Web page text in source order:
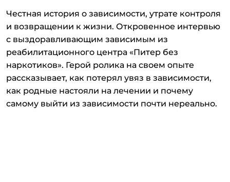
Честная история о зависимости, утрате контроля
и возвращении к жизни. Откровенное интервью
с выздоравливающим зависимым из
реабилитационного центра «Питер без
наркотиков». Герой ролика на своем опыте
рассказывает, как потерял увяз в зависимости,
как родные настояли на лечении и почему
самому выйти из зависимости почти нереально.